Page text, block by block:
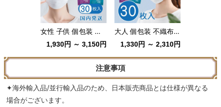
女性 子供 個包装 不織布マスク ダブルワイヤー
1,930円 ～ 3,150円
大人 個包装 不織布マスク 三層構造
1,330円 ～ 2,310円
注意事項
✦海外輸入品/並行輸入品のため、日本販売商品とは仕様が異なる
場合がございます。